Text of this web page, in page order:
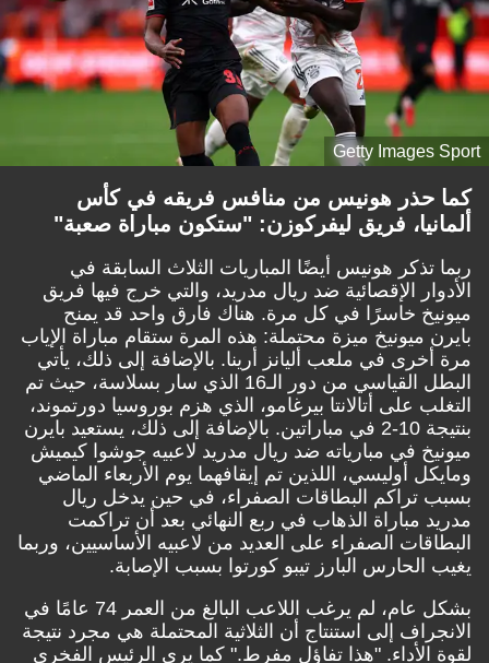
Getty Images Sport
كما حذر هونيس من منافس فريقه في كأس
ألمانيا، فريق ليفركوزن: "ستكون مباراة صعبة"
ربما تذكر هونيس أيضًا المباريات الثلاث السابقة في
الأدوار الإقصائية ضد ريال مدريد، والتي خرج فيها فريق
ميونيخ خاسرًا في كل مرة. هناك فارق واحد قد يمنح
بايرن ميونيخ ميزة محتملة: هذه المرة ستقام مباراة الإياب
مرة أخرى في ملعب أليانز أرينا. بالإضافة إلى ذلك، يأتي
البطل القياسي من دور الـ16 الذي سار بسلاسة، حيث تم
التغلب على أتالانتا بيرغامو، الذي هزم بوروسيا دورتموند،
بنتيجة 10-2 في مباراتين. بالإضافة إلى ذلك، يستعيد بايرن
ميونيخ في مبارياته ضد ريال مدريد لاعبيه جوشوا كيميش
ومايكل أوليسي، اللذين تم إيقافهما يوم الأربعاء الماضي
بسبب تراكم البطاقات الصفراء، في حين يدخل ريال
مدريد مباراة الذهاب في ربع النهائي بعد أن تراكمت
البطاقات الصفراء على العديد من لاعبيه الأساسيين، وربما
يغيب الحارس البارز تيبو كورتوا بسبب الإصابة.
بشكل عام، لم يرغب اللاعب البالغ من العمر 74 عامًا في
الانجراف إلى استنتاج أن الثلاثية المحتملة هي مجرد نتيجة
لقوة الأداء. "هذا تفاؤل مفرط." كما يرى الرئيس الفخري